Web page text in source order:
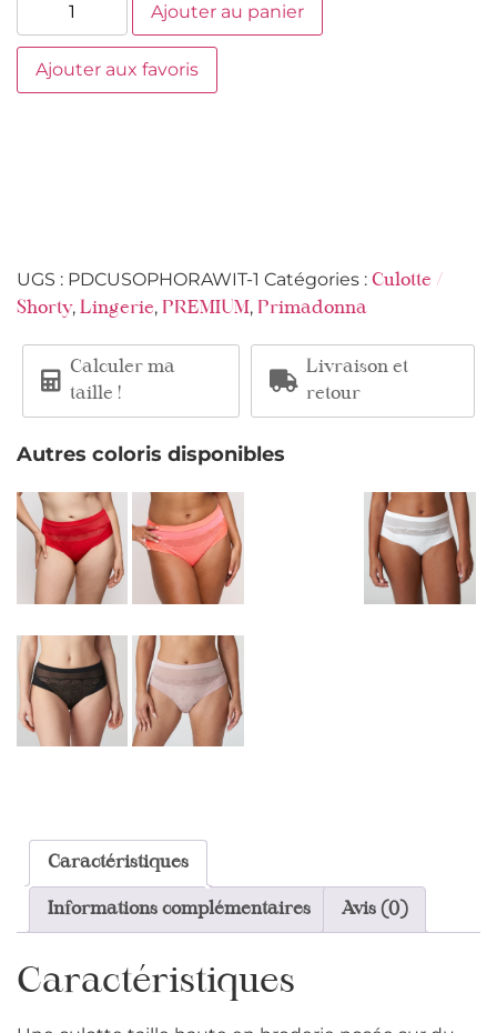
Ajouter au panier
Ajouter aux favoris
UGS : PDCUSOPHORAWIT-1 Catégories : Culotte /
Shorty, Lingerie, PREMIUM, Primadonna
Calculer ma
taille !
Livraison et
retour
Autres coloris disponibles
Caractéristiques
Informations complémentaires Avis (0)
Caractéristiques